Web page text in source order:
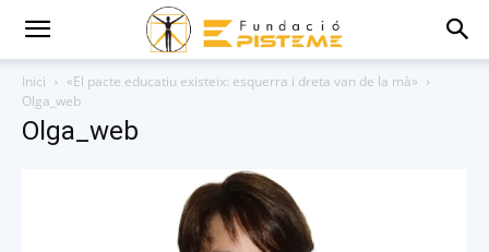
Inici
«El pacte educatiu existeix: esquerra i dreta van de la mà»
Olga_web
Olga_web